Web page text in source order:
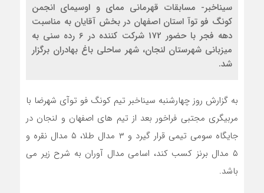
سیناخبر- مسابقات قهرمانی ممای و اوسیمای انجمن
کونگ فو توآ استان اصفهان در بخش آقایان به مناسبت
دهه فجر با حضور 172 شرکت کننده در 6 رده سنی به
میزبانی‌ شهرستان لنجان، شهر ساحلی باغ بهادران برگزار
شد.
به گزارش روز چهارشنبه سیناخبر تیم کونگ فو توآی شهرضا با
مربیگری مجتبی فراخور بعد از تیم های اصفهان و لنجان در
جایگاه سومی تیمی قرار گیرد و ۳ مدال طلا، ۵ مدال نقره و
۵ مدال برنز کسب کند، اسامی مدال آوران به شرح زیر می
باشد.